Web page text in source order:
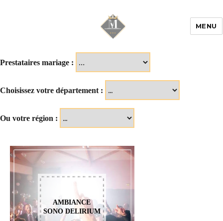
MENU
Prestataires mariage :
Choisissez votre département :
Ou votre région :
AMBIANCE
SONO DELIRIUM